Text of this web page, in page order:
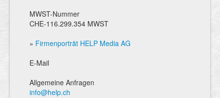
MWST-Nummer
CHE-116.299.354 MWST
» Firmenporträt HELP Media AG
E-Mail
Allgemeine Anfragen
info@help.ch